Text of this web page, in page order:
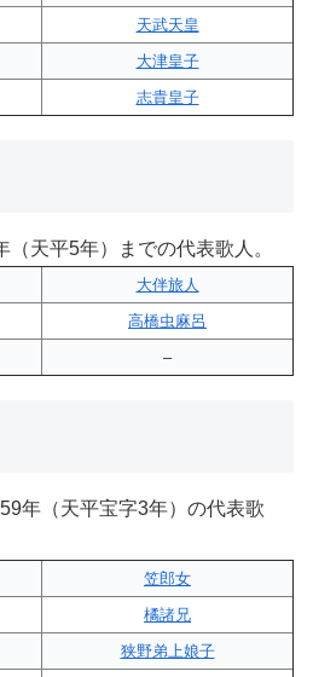
天武天皇
大津皇子
志貴皇子
天平5年）までの代表歌人。
大伴旅人
高橋虫麻呂
–
年（天平宝字3年）の代表歌
笠郎女
橘諸兄
狭野弟上娘子